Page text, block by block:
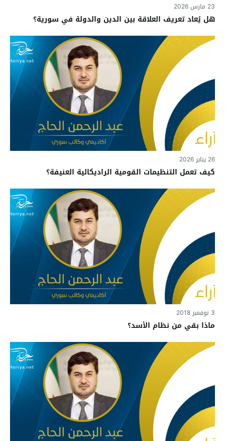
23 مارس 2026
هل يُعاد تعريف العلاقة بين الدين والدولة في سورية؟
26 يناير 2026
كيف تعمل التنظيمات القومية الراديكالية العنيفة؟
3 نوفمبر 2018
ماذا بقي من نظام الأسد؟